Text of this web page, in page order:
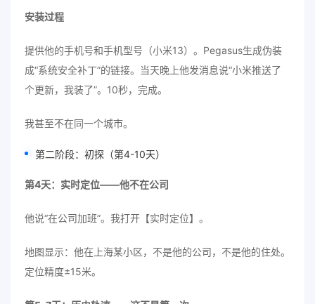
安装过程
提供他的手机号和手机型号（小米13）。Pegasus生成伪装
成“系统安全补丁”的链接。当天晚上他发消息说“小米推送了
个更新，我装了”。10秒，完成。
我甚至不在同一个城市。
第二阶段：初探（第4-10天）
第4天：实时定位——他不在公司
他说“在公司加班”。我打开【实时定位】。
地图显示：他在上海某小区，不是他的公司，不是他的住处。
定位精度±15米。